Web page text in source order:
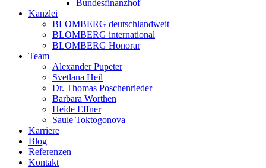
Bundesfinanzhof
Kanzlei
BLOMBERG deutschlandweit
BLOMBERG international
BLOMBERG Honorar
Team
Alexander Pupeter
Svetlana Heil
Dr. Thomas Poschenrieder
Barbara Worthen
Heide Effner
Saule Toktogonova
Karriere
Blog
Referenzen
Kontakt